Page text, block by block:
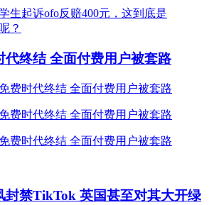
代终结 全面付费用户被套路
封禁TikTok 英国甚至对其大开绿